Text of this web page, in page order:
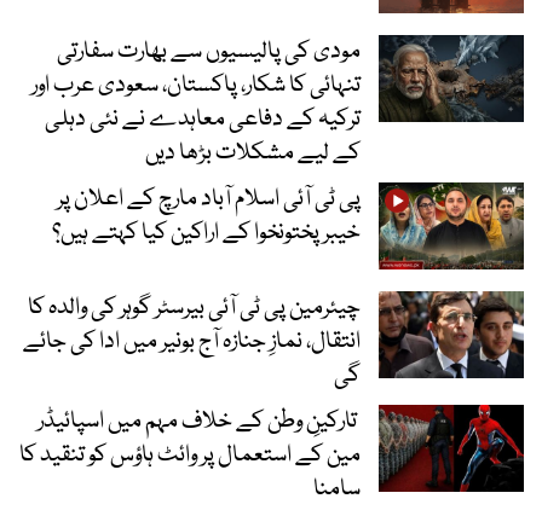
مودی کی پالیسیوں سے بھارت سفارتی
تنہائی کا شکار، پاکستان، سعودی عرب اور
ترکیہ کے دفاعی معاہدے نے نئی دہلی
کے لیے مشکلات بڑھا دیں
پی ٹی آئی اسلام آباد مارچ کے اعلان پر
خیبر پختونخوا کے اراکین کیا کہتے ہیں؟
چیئرمین پی ٹی آئی بیرسٹر گوہر کی والدہ کا
انتقال، نمازِ جنازہ آج بونیر میں ادا کی جائے
گی
تارکینِ وطن کے خلاف مہم میں اسپائیڈر
مین کے استعمال پر وائٹ ہاؤس کو تنقید کا
سامنا